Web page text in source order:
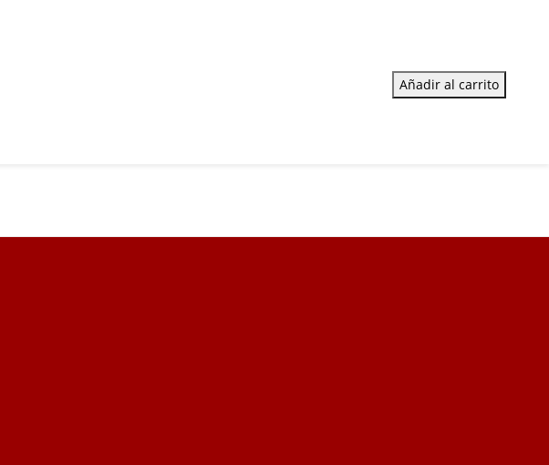
Añadir al carrito